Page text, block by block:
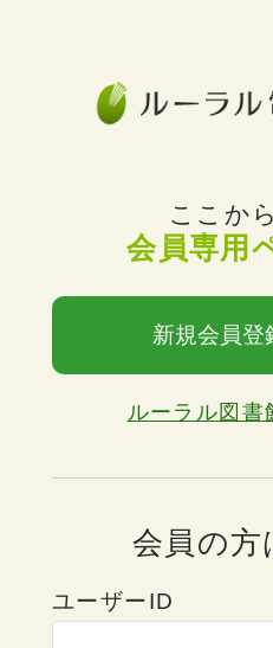
ここか
会員専用
新規会員登
ルーラル図書
会員の方
ユーザーID